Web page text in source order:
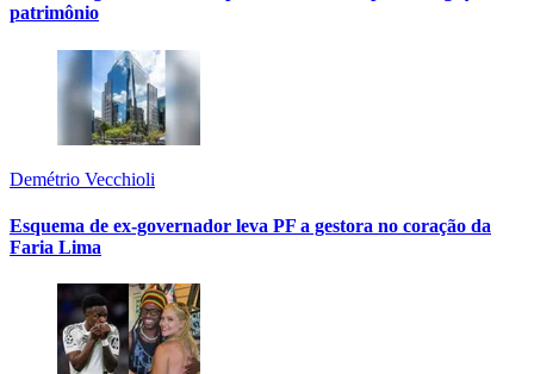
patrimônio
Demétrio Vecchioli
Esquema de ex-governador leva PF a gestora no coração da
Faria Lima